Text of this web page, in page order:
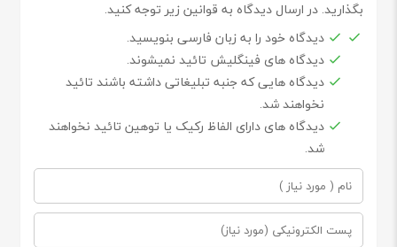
بگذارید. در ارسال دیدگاه به قوانین زیر توجه کنید.
دیدگاه خود را به زبان فارسی بنویسید.
دیدگاه های فینگلیش تائید نمیشوند.
دیدگاه هایی که جنبه تبلیغاتی داشته باشند تائید
نخواهند شد.
دیدگاه های دارای الفاظ رکیک یا توهین تائید نخواهند
شد.